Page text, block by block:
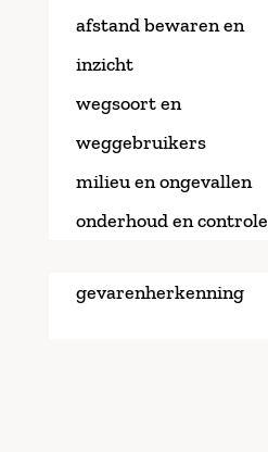
afstand bewaren en
inzicht
wegsoort en
weggebruikers
milieu en ongevallen
onderhoud en controle
gevarenherkenning